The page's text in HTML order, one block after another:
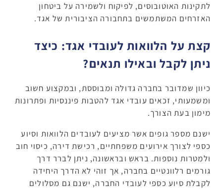
לתקינות האוטובוסים, לפיקוח ולשמירה על ביטחון
האזרחים המשתמשים בתחבורה הציבורית של אגד.
קצת על הלוואות לעובדי אגד: כיצד
ניתן לקבל ובאילו תנאים?
כיוון שמדובר בחברה גדולה ומבוססת, ובמקצוע חשוב
ומשמעותי, זכאים עובדי אגד להטבות פיננסיות ופתרונות
מימון בעת הצורך.
ישנם מספר גופים אשר מציעים לעובדים הלוואות וסיוע
כספי לצורך אירועים משפחתיים, רכישת דירה, כיסוי חוב
ולמטרות נוספות. בראש ובראשונה, ניתן לברר דרך
גורמים רלוונטיים בחברה, אך זוהי לא הדרך היחידה
לקבלת סיוע כספי לעובדי החברה, ישנם גם מסלולים